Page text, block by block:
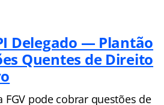
Delegado — Plantão
Quentes de Direito
FGV pode cobrar questões de